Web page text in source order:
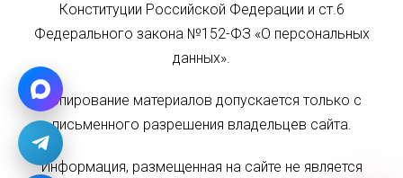
Конституции Российской Федерации и ст.6
Федерального закона №152-ФЗ «О персональных
данных».
Копирование материалов допускается только с
письменного разрешения владельцев сайта.
Информация, размещенная на сайте не является